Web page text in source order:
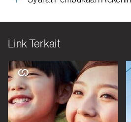
Link Terkait